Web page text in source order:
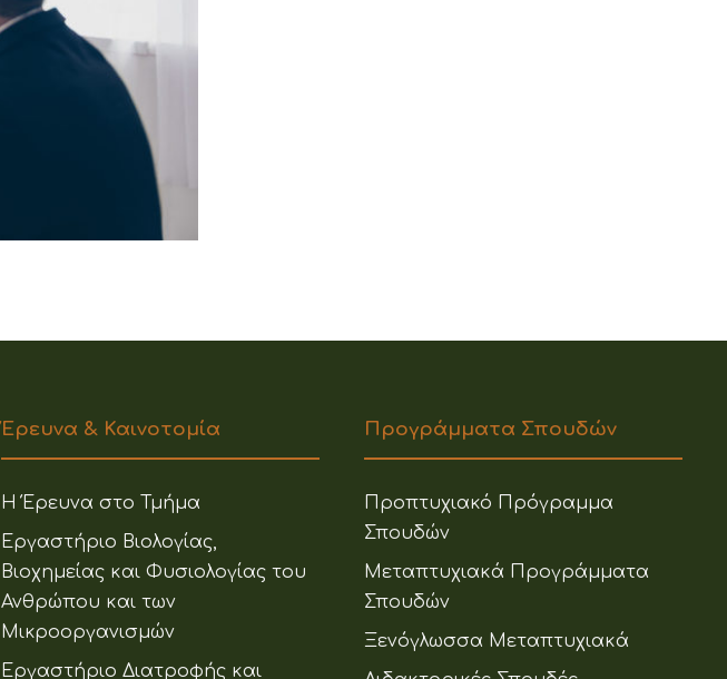
Έρευνα & Καινοτομία
Η Έρευνα στο Τμήμα
Εργαστήριο Βιολογίας,
Βιοχημείας και Φυσιολογίας του
Ανθρώπου και των
Μικροοργανισμών
Εργαστήριο Διατροφής και
Προγράμματα Σπουδών
Προπτυχιακό Πρόγραμμα
Σπουδών
Μεταπτυχιακά Προγράμματα
Σπουδών
Ξενόγλωσσα Μεταπτυχιακά